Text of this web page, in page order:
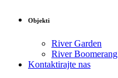
Objekti
River Garden
River Boomerang
Kontaktirajte nas